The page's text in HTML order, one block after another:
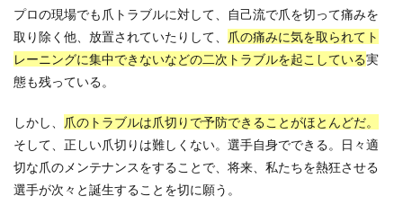
プロの現場でも爪トラブルに対して、自己流で爪を切って痛みを
取り除く他、放置されていたりして、
爪の痛みに気を取られてト
レーニングに集中できないなどの二次トラブルを起こしている実
態も残っている。
しかし、
爪のトラブルは爪切りで予防できることがほとんどだ。
そして、正しい爪切りは難しくない。選手自身でできる。日々適
切な爪のメンテナンスをすることで、将来、私たちを熱狂させる
選手が次々と誕生することを切に願う。